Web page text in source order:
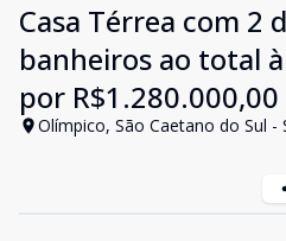
Casa Térrea com 2
banheiros ao total
por R$1.280.000,00
Olímpico, São Caetano do Sul -